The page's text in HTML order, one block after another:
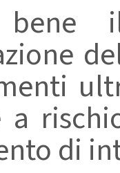
bene
a
di